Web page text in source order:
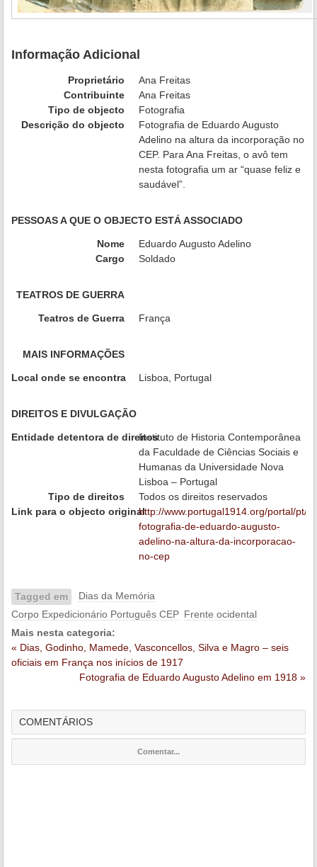
Informação Adicional
Proprietário
Ana Freitas
Contribuinte
Ana Freitas
Tipo de objecto
Fotografia
Descrição do objecto
Fotografia de Eduardo Augusto
Adelino na altura da incorporação no
CEP. Para Ana Freitas, o avô tem
nesta fotografia um ar “quase feliz e
saudável”.
PESSOAS A QUE O OBJECTO ESTÁ ASSOCIADO
Nome
Eduardo Augusto Adelino
Cargo
Soldado
TEATROS DE GUERRA
Teatros de Guerra França
MAIS INFORMAÇÕES
Local onde se encontra Lisboa, Portugal
DIREITOS E DIVULGAÇÃO
Entidade detentora de direitosInstituto de Historia Contemporânea
da Faculdade de Ciências Sociais e
Humanas da Universidade Nova
Lisboa – Portugal
Tipo de direitos
Todos os direitos reservados
Link para o objecto originalhttp://www.portugal1914.org/portal/pt/
fotografia-de-eduardo-augusto-
adelino-na-altura-da-incorporacao-
no-cep
Tagged em
Dias da Memória
Corpo Expedicionário Português CEP Frente ocidental
Mais nesta categoria:
« Dias, Godinho, Mamede, Vasconcellos, Silva e Magro – seis
oficiais em França nos inícios de 1917
Fotografia de Eduardo Augusto Adelino em 1918 »
COMENTÁRIOS
Comentar...